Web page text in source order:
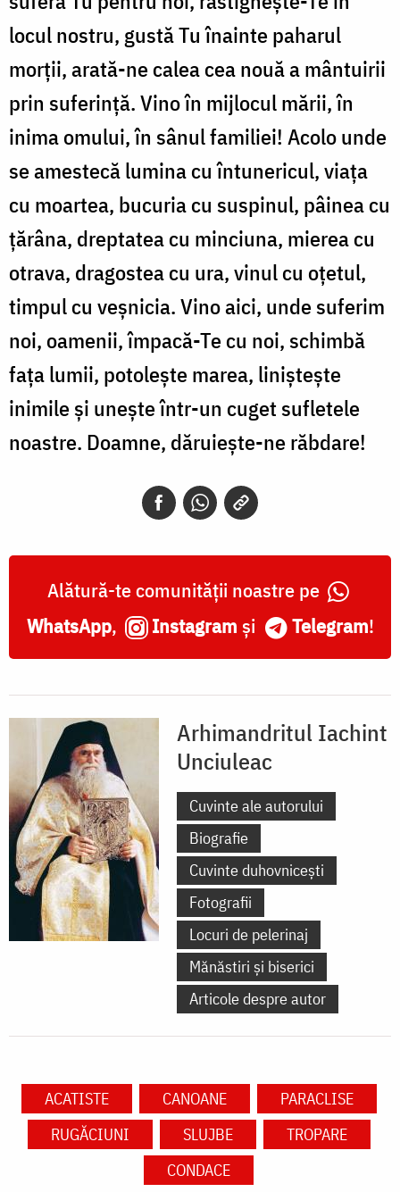
locul nostru, gustă Tu înainte paharul
morții, arată-ne calea cea nouă a mântuirii
prin suferință. Vino în mijlocul mării, în
inima omului, în sânul familiei! Acolo unde
se amestecă lumina cu întunericul, viața
cu moartea, bucuria cu suspinul, pâinea cu
țărâna, dreptatea cu minciuna, mierea cu
otrava, dragostea cu ura, vinul cu oțetul,
timpul cu veşnicia. Vino aici, unde suferim
noi, oamenii, împacă-Te cu noi, schimbă
faţa lumii, potoleşte marea, linişteşte
inimile şi uneşte într-un cuget sufletele
noastre. Doamne, dăruiește-ne răbdare!
Alătură-te comunității noastre pe
WhatsApp, Instagram și Telegram!
Arhimandritul Iachint
Unciuleac
Cuvinte ale autorului
Biografie
Cuvinte duhovnicești
Fotografii
Locuri de pelerinaj
Mănăstiri și biserici
Articole despre autor
ACATISTE CANOANE
PARACLISE
RUGĂCIUNI
SLUJBE
TROPARE
CONDACE